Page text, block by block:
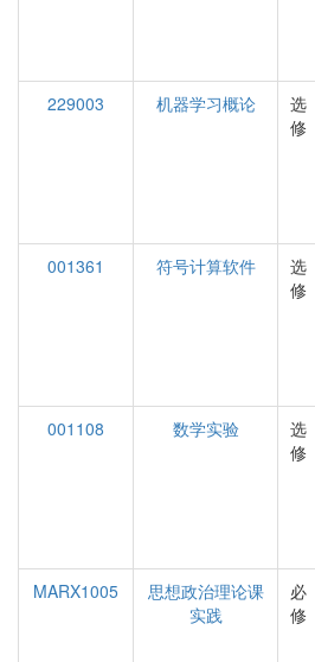
229003
机器学习概论
选
修
001361
符号计算软件
选
修
001108
数学实验
选
修
MARX1005
思想政治理论课
实践
必
修